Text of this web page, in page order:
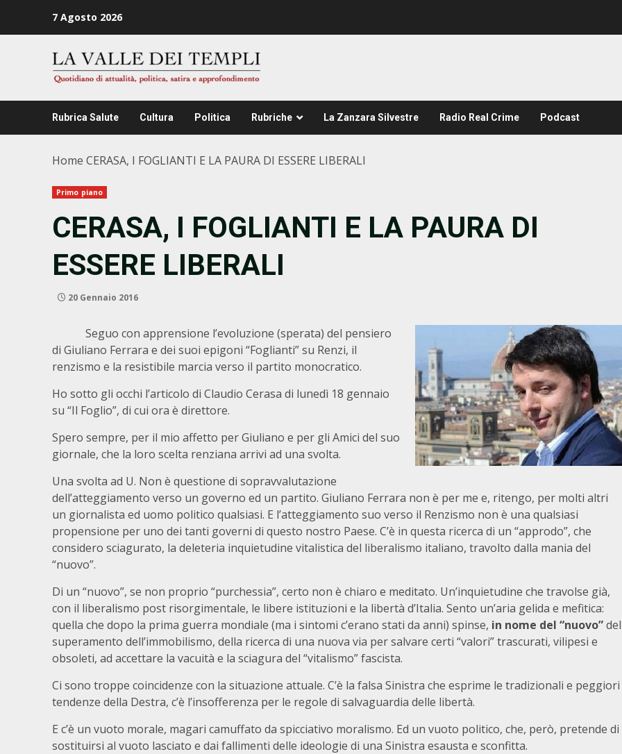
7 Agosto 2026
Rubrica Salute Cultura Politica Rubriche La Zanzara Silvestre Radio Real Crime Podcast
Home CERASA, I FOGLIANTI E LA PAURA DI ESSERE LIBERALI
Primo piano
CERASA, I FOGLIANTI E LA PAURA DI
ESSERE LIBERALI
20 Gennaio 2016
Seguo con apprensione l’evoluzione (sperata) del pensiero
di Giuliano Ferrara e dei suoi epigoni “Foglianti” su Renzi, il
renzismo e la resistibile marcia verso il partito monocratico.
Ho sotto gli occhi l’articolo di Claudio Cerasa di lunedì 18 gennaio
su “Il Foglio”, di cui ora è direttore.
Spero sempre, per il mio affetto per Giuliano e per gli Amici del suo
giornale, che la loro scelta renziana arrivi ad una svolta.
Una svolta ad U. Non è questione di sopravvalutazione
dell’atteggiamento verso un governo ed un partito. Giuliano Ferrara non è per me e, ritengo, per molti altri
un giornalista ed uomo politico qualsiasi. E l’atteggiamento suo verso il Renzismo non è una qualsiasi
propensione per uno dei tanti governi di questo nostro Paese. C’è in questa ricerca di un “approdo”, che
considero sciagurato, la deleteria inquietudine vitalistica del liberalismo italiano, travolto dalla mania del
“nuovo”.
Di un “nuovo”, se non proprio “purchessia”, certo non è chiaro e meditato. Un’inquietudine che travolse già,
con il liberalismo post risorgimentale, le libere istituzioni e la libertà d’Italia. Sento un’aria gelida e mefitica:
quella che dopo la prima guerra mondiale (ma i sintomi c’erano stati da anni) spinse, in nome del “nuovo”del
superamento dell’immobilismo, della ricerca di una nuova via per salvare certi “valori” trascurati, vilipesi e
obsoleti, ad accettare la vacuità e la sciagura del “vitalismo” fascista.
Ci sono troppe coincidenze con la situazione attuale. C’è la falsa Sinistra che esprime le tradizionali e peggiori
tendenze della Destra, c’è l’insofferenza per le regole di salvaguardia delle libertà.
E c’è un vuoto morale, magari camuffato da spicciativo moralismo. Ed un vuoto politico, che, però, pretende di
sostituirsi al vuoto lasciato e dai fallimenti delle ideologie di una Sinistra esausta e sconfitta.